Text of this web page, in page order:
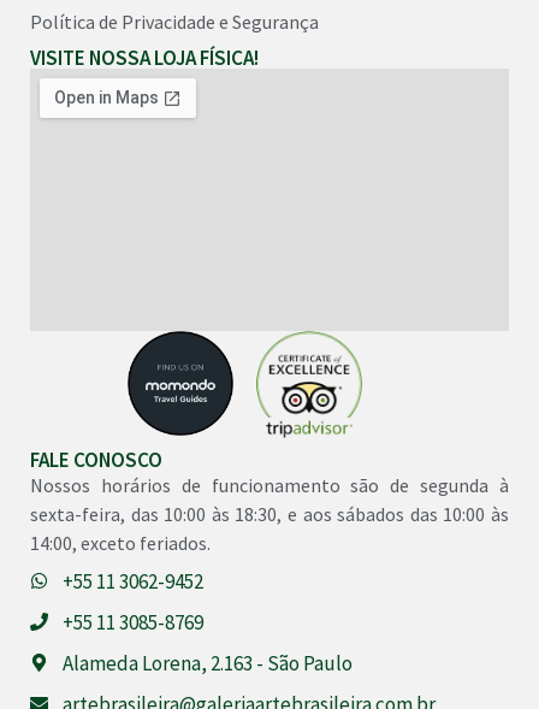
Política de Privacidade e Segurança
VISITE NOSSA LOJA FÍSICA!
FALE CONOSCO
Nossos horários de funcionamento são de segunda à
sexta-feira, das 10:00 às 18:30, e aos sábados das 10:00 às
14:00, exceto feriados.
+55 11 3062-9452
+55 11 3085-8769
Alameda Lorena, 2.163 - São Paulo